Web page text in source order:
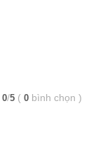
0/5 ( 0 bình chọn )